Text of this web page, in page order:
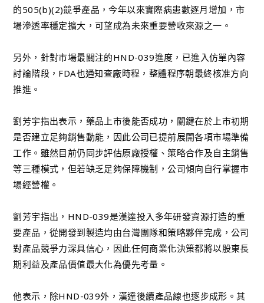
的505(b)(2)競爭產品，今年以來實際病患數逐月增加，市
場滲透率穩定擴大，可望成為未來重要營收來源之一。
另外，針對市場最關注的HND-039進度，已進入仿單內容
討論階段，FDA也通知查廠時程，整體程序朝最終核准方向
推進。
劉芳宇指出表示，藥品上市後能否成功，關鍵在於上市初期
是否建立足夠銷售動能，因此公司已提前展開各項市場準備
工作。雖然目前仍同步評估原廠授權、策略合作及自主銷售
等三種模式，但若缺乏足夠保障機制，公司傾向自行掌握市
場經營權。
劉芳宇指出，HND-039是漢達投入多年研發資源打造的重
要產品，從開發到製造均由台灣團隊和策略夥伴完成，公司
對產品競爭力深具信心，因此任何商業化決策都將以股東長
期利益及產品價值最大化為優先考量。
他表示，除HND-039外，漢達後續產品線也逐步成形。其